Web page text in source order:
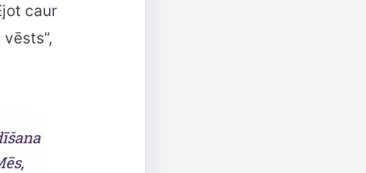
caur